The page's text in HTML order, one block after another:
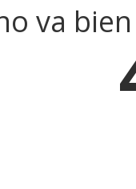
va bien